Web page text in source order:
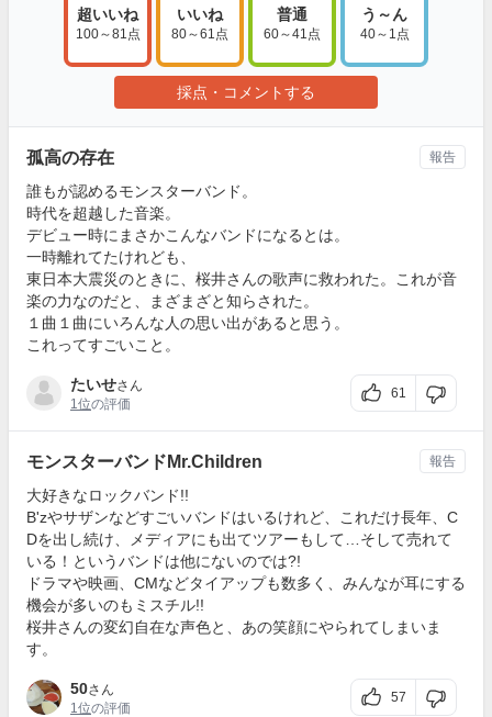
超いいね
100～81点
いいね
80～61点
普通
60～41点
う～ん
40～1点
採点・コメントする
孤高の存在
誰もが認めるモンスターバンド。
時代を超越した音楽。
デビュー時にまさかこんなバンドになるとは。
一時離れてたけれども、
東日本大震災のときに、桜井さんの歌声に救われた。これが音
楽の力なのだと、まざまざと知らされた。
１曲１曲にいろんな人の思い出があると思う。
これってすごいこと。
たいせさん
1位の評価
61
報告
モンスターバンドMr.Children
大好きなロックバンド!!
B'zやサザンなどすごいバンドはいるけれど、これだけ長年、C
Dを出し続け、メディアにも出てツアーもして…そして売れて
いる！というバンドは他にないのでは?!
ドラマや映画、CMなどタイアップも数多く、みんなが耳にする
機会が多いのもミスチル!!
桜井さんの変幻自在な声色と、あの笑顔にやられてしまいま
す。
50さん
1位の評価
57
報告